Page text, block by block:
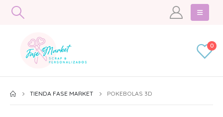
0
TIENDA FASE MARKET POKEBOLAS 3D